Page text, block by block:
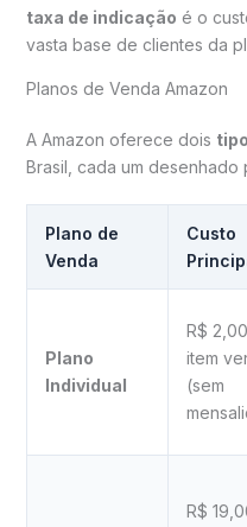
taxa de indicação é o
vasta base de clientes da
Planos de Venda Amazon
A Amazon oferece dois
Brasil, cada um
Plano de
Venda
Custo
Plano
Individual
R$
item
(sem
R$